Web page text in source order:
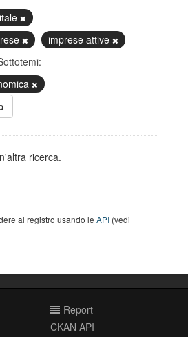
imprese attive
ricerca.
al registro usando le API (vedi
Report
CKAN API